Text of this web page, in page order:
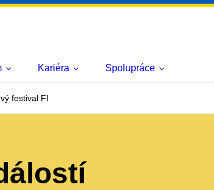
Kariéra Spolupráce
festival FI